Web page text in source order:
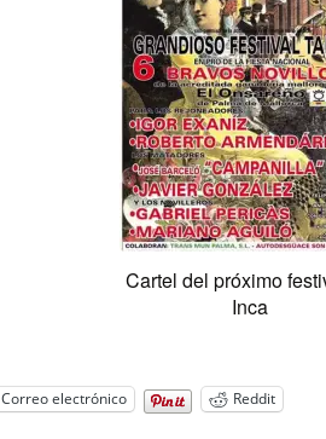
Cartel del próximo
Inca
Correo electrónico Reddit